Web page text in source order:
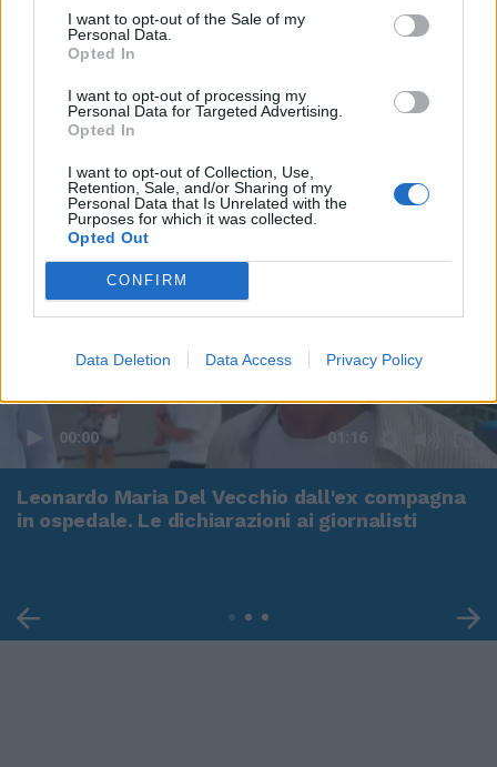
I want to opt-out of the Sale of my
Personal Data.
Opted In
I want to opt-out of processing my
Personal Data for Targeted Advertising.
Opted In
I want to opt-out of Collection, Use,
Retention, Sale, and/or Sharing of my
Personal Data that Is Unrelated with the
Purposes for which it was collected.
Opted Out
CONFIRM
Data Deletion Data Access Privacy Policy
00:00 01:16
Leonardo Maria Del Vecchio dall'ex compagna
in ospedale. Le dichiarazioni ai giornalisti